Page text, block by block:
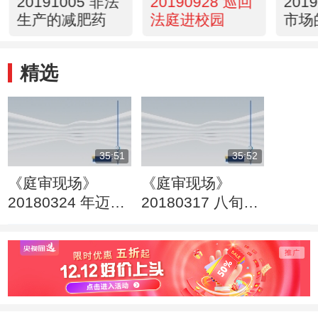
生产的减肥药
法庭进校园
市场
精选
35:51
《庭审现场》
20180324 年迈母
35:52
《庭审现场》
20180317 八旬老